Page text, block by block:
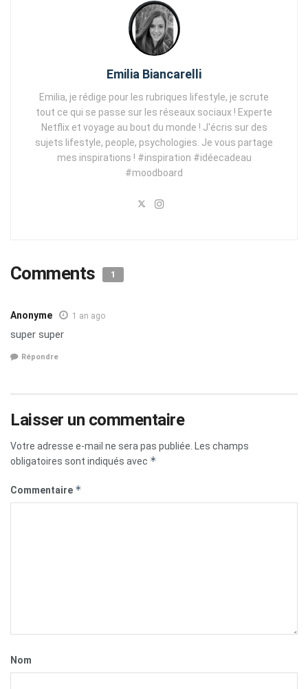
Emilia Biancarelli
Emilia, je rédige pour les rubriques lifestyle, je scrute
tout ce qui se passe sur les réseaux sociaux ! Experte
Netflix et voyage au bout du monde ! J'écris sur des
sujets lifestyle, people, psychologies. Je vous partage
mes inspirations ! #inspiration #idéecadeau
#moodboard
Comments 1
Anonyme 1 an ago
super super
Répondre
Laisser un commentaire
Votre adresse e-mail ne sera pas publiée.
Les champs
obligatoires sont indiqués avec *
Commentaire *
Nom